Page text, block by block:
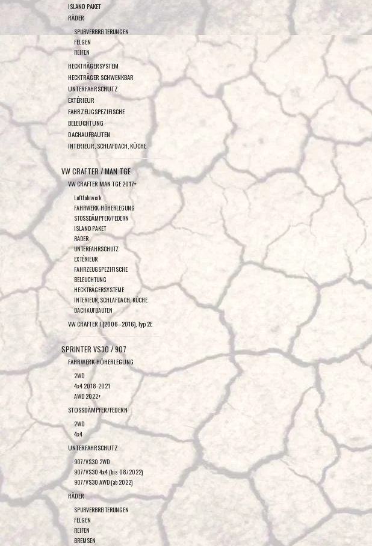
ISLAND PAKET
RÄDER
SPURVERBREITERUNGEN
FELGEN
REIFEN
HECKTRÄGERSYSTEM
HECKTRÄGER SCHWENKBAR
UNTERFAHRSCHUTZ
EXTÉRIEUR
FAHRZEUGSPEZIFISCHE
BELEUCHTUNG
DACHAUFBAUTEN
INTERIEUR, SCHLAFDACH, KÜCHE
VW CRAFTER / MAN TGE
VW CRAFTER MAN TGE 2017+
Luftfahrwerk
FAHRWERK-HÖHERLEGUNG
STOSSDÄMPFER/FEDERN
ISLAND PAKET
RÄDER
UNTERFAHRSCHUTZ
EXTÉRIEUR
FAHRZEUGSPEZIFISCHE
BELEUCHTUNG
HECKTRÄGERSYSTEME
INTERIEUR, SCHLAFDACH, KÜCHE
DACHAUFBAUTEN
VW CRAFTER I (2006–2016), Typ 2E
SPRINTER VS30 / 907
FAHRWERK-HÖHERLEGUNG
2WD
4x4 2018-2021
AWD 2022+
STOSSDÄMPFER/FEDERN
2WD
4x4
UNTERFAHRSCHUTZ
907/VS30 2WD
907/VS30 4x4 (bis 08/2022)
907/VS30 AWD (ab 2022)
RÄDER
SPURVERBREITERUNGEN
FELGEN
REIFEN
BREMSEN